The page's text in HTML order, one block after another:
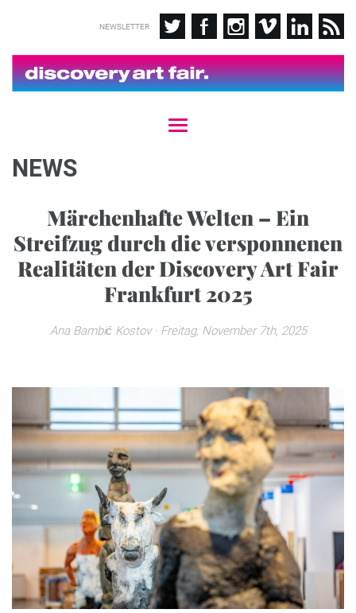
NEWSLETTER
T
n
a
v
i
a
i
NEWS
Märchenhafte Welten – Ein
Streifzug durch die versponnenen
Realitäten der Discovery Art Fair
Frankfurt 2025
Ana Bambić Kostov· Freitag, November 7th, 2025